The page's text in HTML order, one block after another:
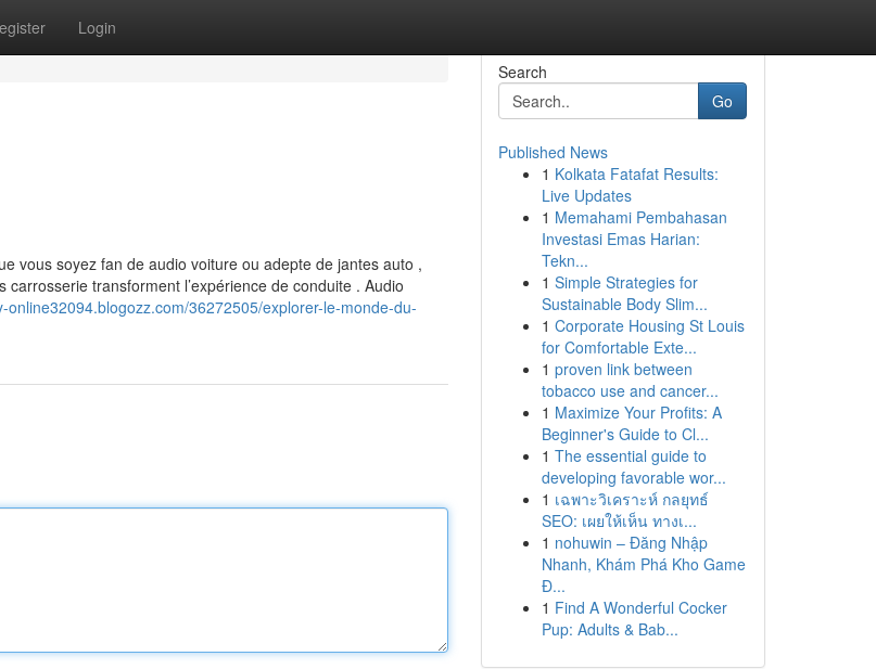
Login
vous soyez fan de audio voiture ou adepte de jantes auto ,
transforment l’expérience de conduite . Audio
online32094.blogozz.com/36272505/explorer-le-monde-du-
Search
Go
Published News
1 Kolkata Fatafat Results:
Live Updates
1 Memahami Pembahasan
Investasi Emas Harian:
Tekn...
1 Simple Strategies for
Sustainable Body Slim...
1 Corporate Housing St Louis
for Comfortable Exte...
1 proven link between
tobacco use and cancer...
1 Maximize Your Profits: A
Beginner's Guide to Cl...
1 The essential guide to
developing favorable wor...
1 เฉพาะวิเคราะห์ กลยุทธ์
SEO: เผยให้เห็น ทางเ...
1 nohuwin – Đăng Nhập
Nhanh, Khám Phá Kho Game
Đ...
1 Find A Wonderful Cocker
Pup: Adults & Bab...